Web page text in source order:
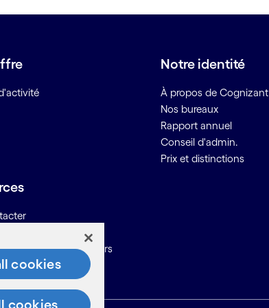
Notre identité
À propos de Cognizant
Nos bureaux
Rapport annuel
Conseil d'admin.
Prix et distinctions
pour les fournisseurs
cookies
cookies